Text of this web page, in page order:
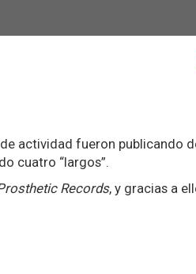
actividad fueron publicando
cuatro “largos”.
Records, y gracias a